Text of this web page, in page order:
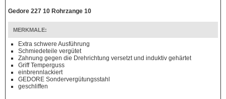
Gedore 227 10 Rohrzange 10
MERKMALE:
Extra schwere Ausführung
Schmiedeteile vergütet
Zahnung gegen die Drehrichtung versetzt und induktiv gehärtet
Griff Temperguss
einbrennlackiert
GEDORE Sondervergütungsstahl
geschliffen